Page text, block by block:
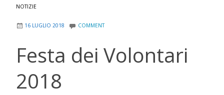
NOTIZIE
16 LUGLIO 2018 COMMENT
Festa dei Volontari
2018